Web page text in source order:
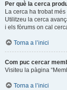
Per què la cerca
La cerca ha trobat
Utilitzeu la cerca
i els fòrums on cal
Torna a l’inici
Com puc cercar
Visiteu la pàgina
Torna a l’inici